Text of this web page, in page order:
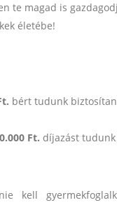
te magad is
életébe!
bért tudunk
Ft. díjazást